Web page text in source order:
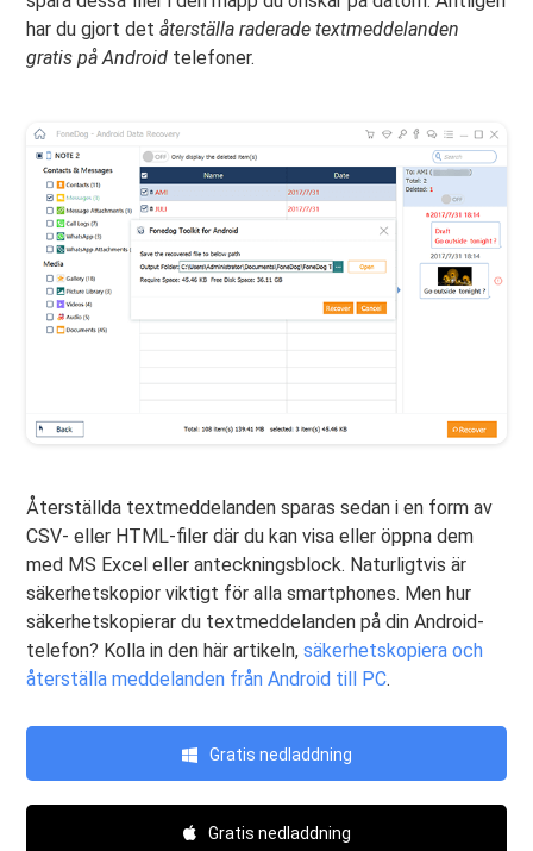
har du gjort detåterställa raderade textmeddelanden
gratis på Android telefoner.
Återställda textmeddelanden sparas sedan i en form av
CSV- eller HTML-filer där du kan visa eller öppna dem
med MS Excel eller anteckningsblock. Naturligtvis är
säkerhetskopior viktigt för alla smartphones. Men hur
säkerhetskopierar du textmeddelanden på din Android-
telefon? Kolla in den här artikeln,säkerhetskopiera och
återställa meddelanden från Android till PC.
Gratis nedladdning
Gratis nedladdning